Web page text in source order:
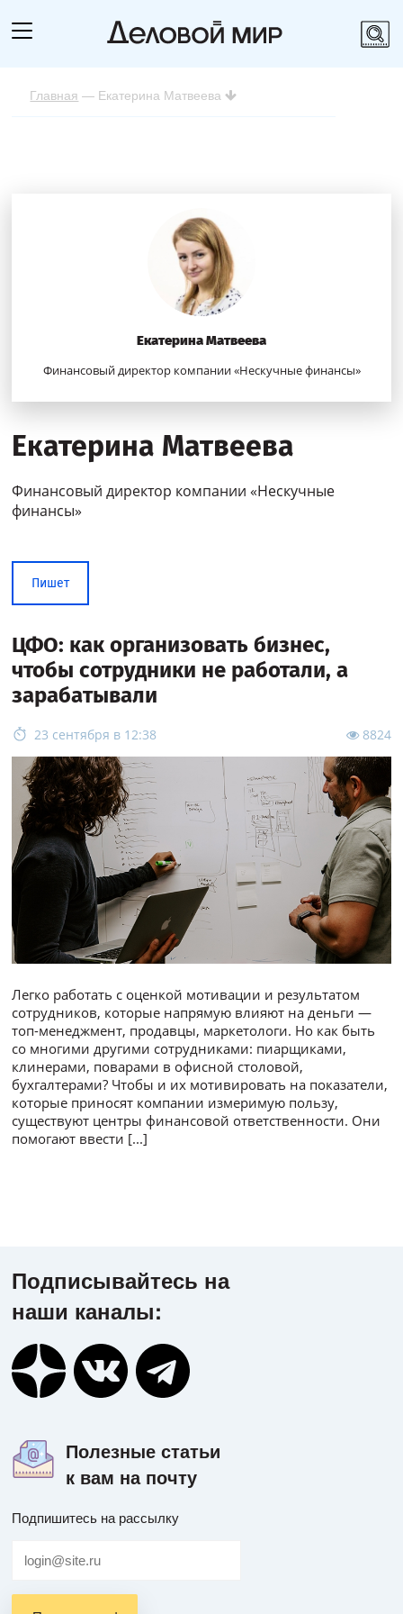
Главная — Екатерина Матвеева
Екатерина Матвеева
Финансовый директор компании «Нескучные финансы»
Екатерина Матвеева
Финансовый директор компании «Нескучные
финансы»
Пишет
ЦФО: как организовать бизнес,
чтобы сотрудники не работали, а
зарабатывали
23 сентября в 12:38 8824
Легко работать с оценкой мотивации и результатом
сотрудников, которые напрямую влияют на деньги —
топ-менеджмент, продавцы, маркетологи. Но как быть
со многими другими сотрудниками: пиарщиками,
клинерами, поварами в офисной столовой,
бухгалтерами? Чтобы и их мотивировать на показатели,
которые приносят компании измеримую пользу,
существуют центры финансовой ответственности. Они
помогают ввести [...]
Подписывайтесь на
наши каналы:
Полезные статьи
к вам на почту
Подпишитесь на рассылку